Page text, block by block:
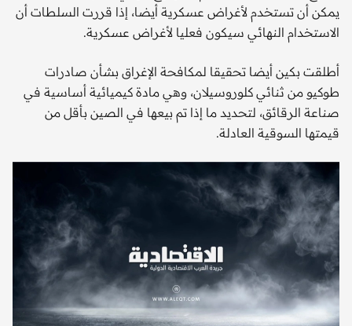
يمكن أن تستخدم لأغراض عسكرية أيضا، إذا قررت السلطات أن
الاستخدام النهائي سيكون فعليا لأغراض عسكرية.
أطلقت بكين أيضا تحقيقا لمكافحة الإغراق بشأن صادرات
طوكيو من ثنائي كلوروسيلان، وهي مادة كيميائية أساسية في
صناعة الرقائق، لتحديد ما إذا تم بيعها في الصين بأقل من
قيمتها السوقية العادلة.